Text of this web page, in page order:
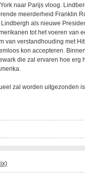
naar Parijs vloog.
meerderheid Franklin
als nieuwe
tot het voeren van
van verstandhouding met
kon accepteren.
die zal ervaren hoe erg
zal worden uitgezonden